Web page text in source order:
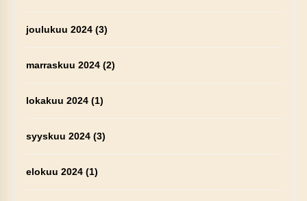
joulukuu 2024(3)
marraskuu 2024(2)
lokakuu 2024(1)
syyskuu 2024(3)
elokuu 2024(1)